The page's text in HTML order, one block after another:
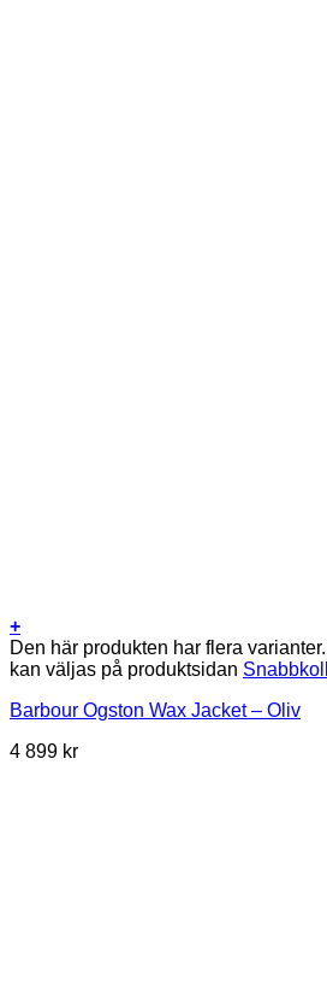
+
Den här produkten har flera
kan väljas på produktsidan Snabbkoll
Barbour Ogston Wax Jacket – Oliv
4 899 kr